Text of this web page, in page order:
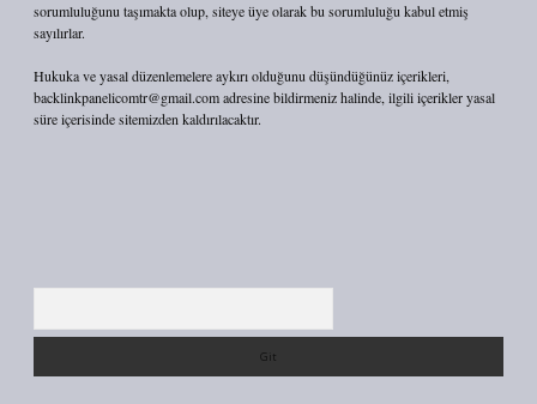
sorumluluğunu taşımakta olup, siteye üye olarak bu sorumluluğu kabul etmiş
sayılırlar.
Hukuka ve yasal düzenlemelere aykırı olduğunu düşündüğünüz içerikleri,
backlinkpanelicomtr@gmail.comadresine bildirmeniz halinde, ilgili içerikler yasal
süre içerisinde sitemizden kaldırılacaktır.